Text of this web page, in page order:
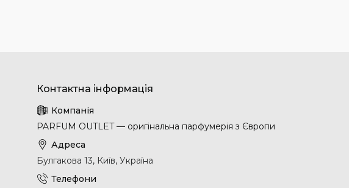
PARFUM OUTLET — оригінальна парфумерія з Європи
Булгакова 13, Київ, Україна